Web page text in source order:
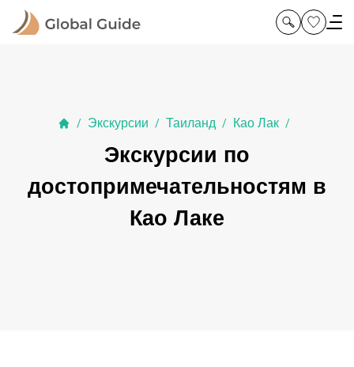
/ Экскурсии / Таиланд / Као Лак /
Экскурсии по
достопримечательностям в
Као Лаке